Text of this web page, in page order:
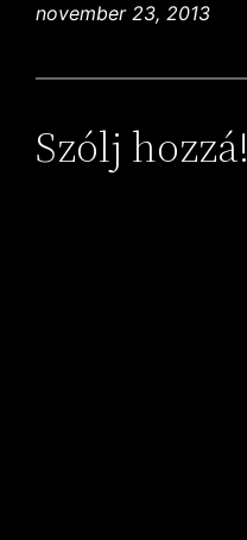
november 23, 2013
Szólj hozzá!